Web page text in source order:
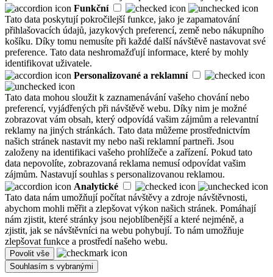
Funkční
Tato data poskytují pokročilejší funkce, jako je zapamatování
přihlašovacích údajů, jazykových preferencí, země nebo nákupního
košíku. Díky tomu nemusíte při každé další návštěvě nastavovat své
preference. Tato data neshromažďují informace, které by mohly
identifikovat uživatele.
Personalizované a reklamní
Tato data mohou sloužit k zaznamenávání vašeho chování nebo
preferencí, vyjádřených při návštěvě webu. Díky nim je možné
zobrazovat vám obsah, který odpovídá vašim zájmům a relevantní
reklamy na jiných stránkách. Tato data můžeme prostřednictvím
našich stránek nastavit my nebo naši reklamní partneři. Jsou
založeny na identifikaci vašeho prohlížeče a zařízení. Pokud tato
data nepovolíte, zobrazovaná reklama nemusí odpovídat vašim
zájmům. Nastavují souhlas s personalizovanou reklamou.
Analytické
Tato data nám umožňují počítat návštěvy a zdroje návštěvnosti,
abychom mohli měřit a zlepšovat výkon našich stránek. Pomáhají
nám zjistit, které stránky jsou nejoblíbenější a které nejméně, a
zjistit, jak se návštěvníci na webu pohybují. To nám umožňuje
zlepšovat funkce a prostředí našeho webu.